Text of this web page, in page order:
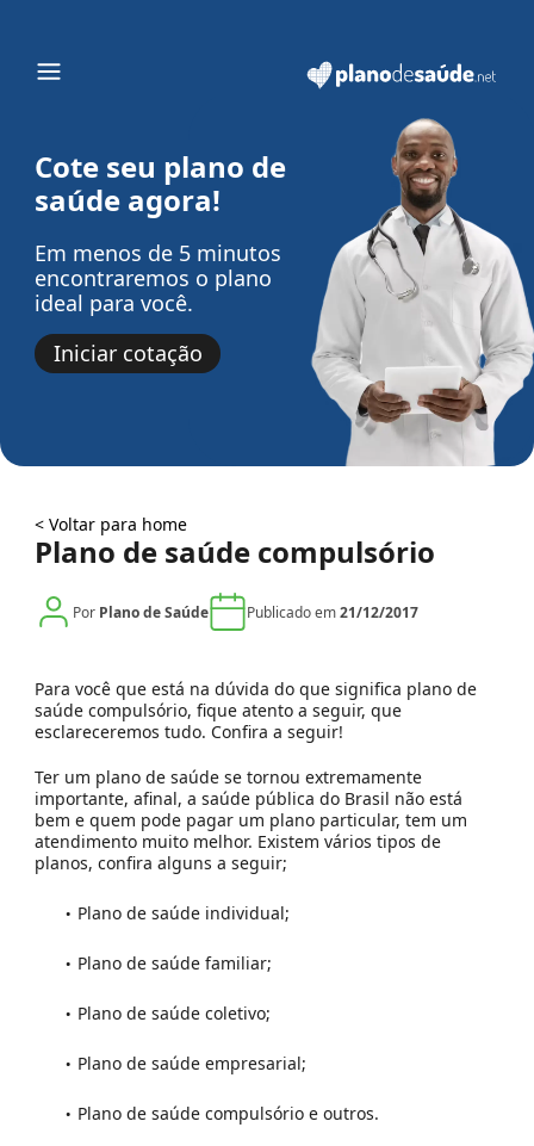
Cote seu plano de
saúde agora!
Em menos de 5 minutos
encontraremos o plano
ideal para você.
Iniciar cotação
< Voltar para home
Plano de saúde compulsório
Por Plano de Saúde Publicado em21/12/2017
Para você que está na dúvida do que significa plano de
saúde compulsório, fique atento a seguir, que
esclareceremos tudo. Confira a seguir!
Ter um plano de saúde se tornou extremamente
importante, afinal, a saúde pública do Brasil não está
bem e quem pode pagar um plano particular, tem um
atendimento muito melhor. Existem vários tipos de
planos, confira alguns a seguir;
Plano de saúde individual;
Plano de saúde familiar;
Plano de saúde coletivo;
Plano de saúde empresarial;
Plano de saúde compulsório e outros.